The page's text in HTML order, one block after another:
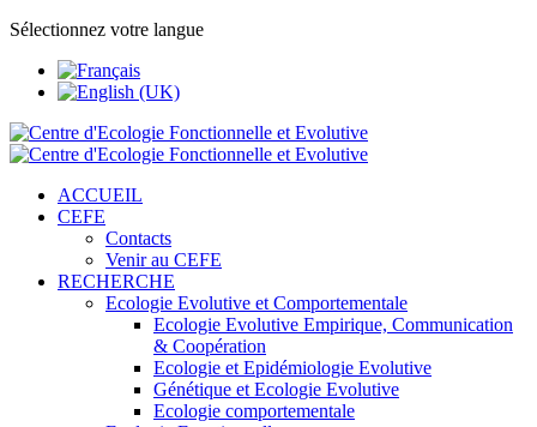
Sélectionnez votre langue
ACCUEIL
CEFE
Contacts
Venir au CEFE
RECHERCHE
Ecologie Evolutive et Comportementale
Ecologie Evolutive Empirique, Communication
& Coopération
Ecologie et Epidémiologie Evolutive
Génétique et Ecologie Evolutive
Ecologie comportementale